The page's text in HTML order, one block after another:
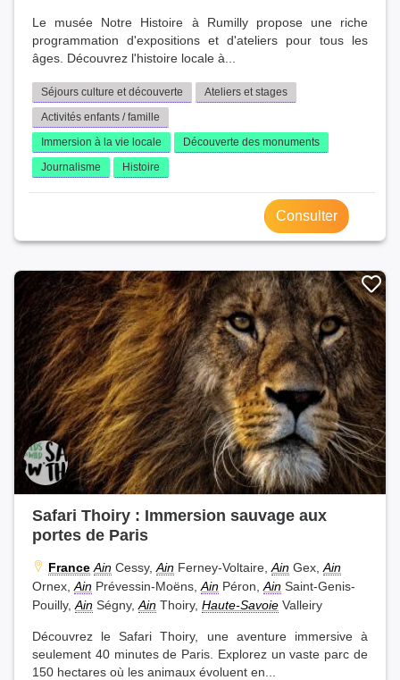
Le musée Notre Histoire à Rumilly propose une riche
programmation d'expositions et d'ateliers pour tous les
âges. Découvrez l'histoire locale à...
Séjours culture et découverte
Ateliers et stages
Activités enfants / famille
Immersion à la vie locale
Découverte des monuments
Journalisme
Histoire
Consulter
Safari Thoiry : Immersion sauvage aux
portes de Paris
France Ain Cessy, Ain Ferney-Voltaire, Ain Gex, Ain
Ornex, Ain Prévessin-Moëns, Ain Péron, Ain Saint-Genis-
Pouilly, Ain Ségny, Ain Thoiry, Haute-Savoie Valleiry
Découvrez le Safari Thoiry, une aventure immersive à
seulement 40 minutes de Paris. Explorez un vaste parc de
150 hectares où les animaux évoluent en...